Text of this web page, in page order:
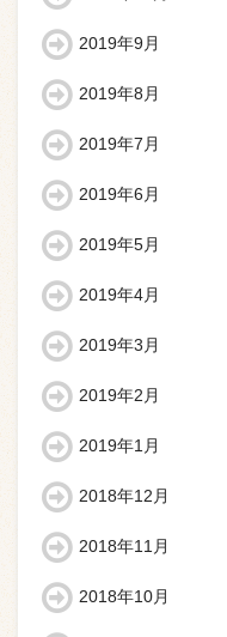
2019年9月
2019年8月
2019年7月
2019年6月
2019年5月
2019年4月
2019年3月
2019年2月
2019年1月
2018年12月
2018年11月
2018年10月